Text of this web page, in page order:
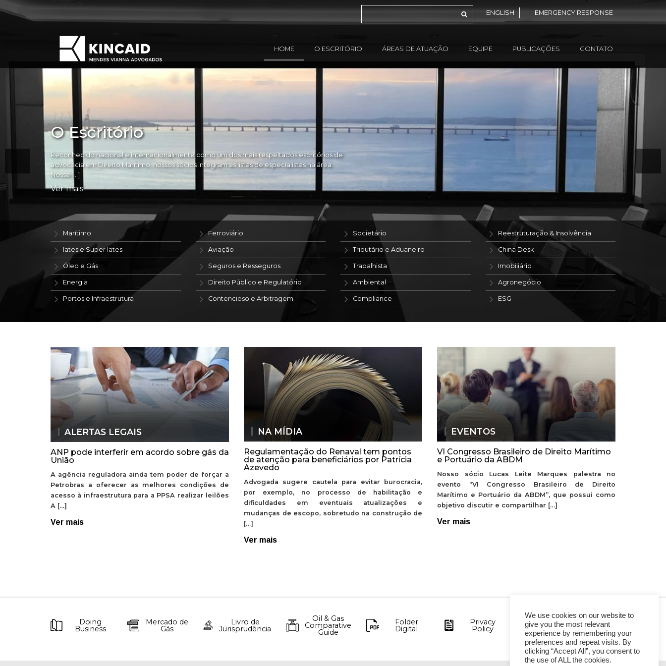
ENGLISH EMERGENCY RESPONSE
HOME O ESCRITÓRIO ÁREAS DE ATUAÇÃO EQUIPE PUBLICAÇÕES CONTATO
O Escritório
Reconhecido nacional e internacionalmente como um dos mais respeitados escritórios de
advocacia em Direito Marítimo, nossos sócios integram as listas de especialistas na área.
Nossa […]
Ver mais
Marítimo
Iates e Super Iates
Óleo e Gás
Energia
Portos e Infraestrutura
Ferroviário
Aviação
Seguros e Resseguros
Direito Público e Regulatório
Contencioso e Arbitragem
Societário
Tributário e Aduaneiro
Trabalhista
Ambiental
Compliance
Reestruturação & Insolvência
China Desk
Imobiliário
Agronegócio
ESG
ALERTAS LEGAIS
ANP pode interferir em acordo sobre gás da
União
A agência reguladora ainda tem poder de forçar a
Petrobras a oferecer as melhores condições de
acesso à infraestrutura para a PPSA realizar leilões
A […]
Ver mais
NA MÍDIA
Regulamentação do Renaval tem pontos
de atenção para beneficiários por Patrícia
Azevedo
Advogada sugere cautela para evitar burocracia,
por exemplo, no processo de habilitação e
dificuldades em eventuais atualizações e
mudanças de escopo, sobretudo na construção de
[…]
Ver mais
EVENTOS
VI Congresso Brasileiro de Direito Marítimo
e Portuário da ABDM
Nosso sócio Lucas Leite Marques palestra no
evento “VI Congresso Brasileiro de Direito
Marítimo e Portuário da ABDM”, que possui como
objetivo discutir e compartilhar […]
Ver mais
Doing
Business
Mercado de
Gás
Livro de
Jurisprudência
Oil & Gas
Comparative
Guide
Folder
Digital
Privacy
Policy
We use cookies on our website to
give you the most relevant
experience by remembering your
preferences and repeat visits. By
clicking “Accept All”, you consent to
the use of ALL the cookies.